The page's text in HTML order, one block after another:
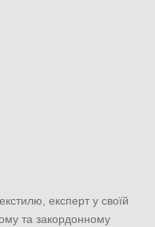
експерт у своїй
та закордонному